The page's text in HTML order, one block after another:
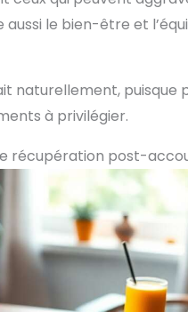
aussi le bien-être et
naturellement, puisque
à privilégier.
récupération post-